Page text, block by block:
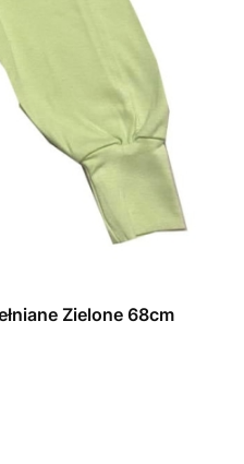
Zielone 68cm